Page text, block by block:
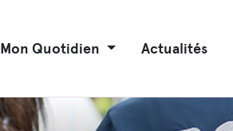
Mon Quotidien Actualités